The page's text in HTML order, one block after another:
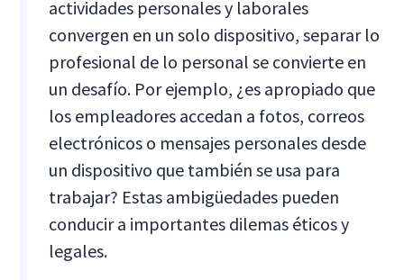
actividades personales y laborales
convergen en un solo dispositivo, separar lo
profesional de lo personal se convierte en
un desafío. Por ejemplo, ¿es apropiado que
los empleadores accedan a fotos, correos
electrónicos o mensajes personales desde
un dispositivo que también se usa para
trabajar? Estas ambigüedades pueden
conducir a importantes dilemas éticos y
legales.